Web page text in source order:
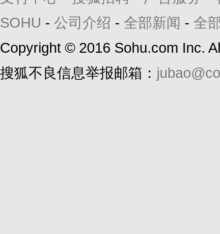
SOHU - 公司介绍 - 全部新闻 - 全
Copyright © 2016 Sohu.com Inc.
搜狐不良信息举报邮箱：